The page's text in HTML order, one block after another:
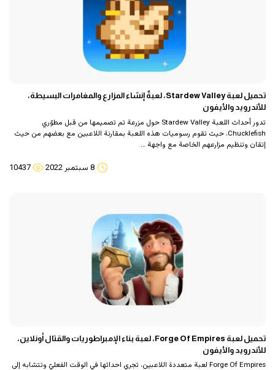
تحميل لعبة Stardew Valley، لعبةٌ إنشاء المزارع والمغامرات البسيطة،
للأندرويد والأيفون
تدور أحداث اللعبة Stardew Valley حول مزرعة تم تصميمها من قبل مطوّري
Chucklefish، حيث تقوم رسوميات هذه اللعبة بمقارنة اللاعبين مع بعضهم من حيث
إتقان وتنظيم مزارعهم الخاصة مع واجهة …
8 سبتمبر 2022 10437
تحميل لعبة Forge Of Empires، لعبة بناء الإمبراطوريات والقتال أونلاين،
للأندرويد والأيفون
Forge Of Empires لعبة متعددة اللاعبين، تجري احداثها في الوقت الفعليّ وتتشابه إلى